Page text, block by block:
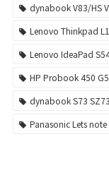
dynabook V83/HS
Lenovo Thinkpad
Lenovo IdeaPad
HP Probook 450
dynabook S73
Panasonic Lets note